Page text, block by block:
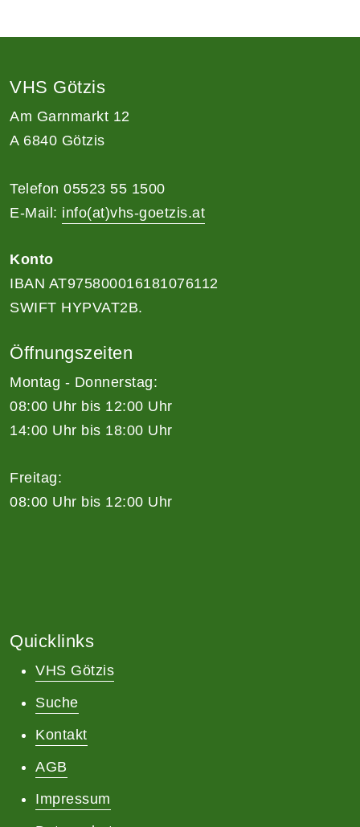
VHS Götzis
Am Garnmarkt 12
A 6840 Götzis
Telefon 05523 55 1500
E-Mail: info(at)vhs-goetzis.at
Konto
IBAN AT975800016181076112
SWIFT HYPVAT2B.
Öffnungszeiten
Montag - Donnerstag:
08:00 Uhr bis 12:00 Uhr
14:00 Uhr bis 18:00 Uhr
Freitag:
08:00 Uhr bis 12:00 Uhr
Quicklinks
VHS Götzis
Suche
Kontakt
AGB
Impressum